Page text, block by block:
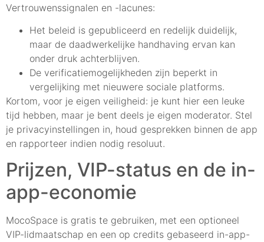
Vertrouwenssignalen en -lacunes:
Het beleid is gepubliceerd en redelijk duidelijk,
maar de daadwerkelijke handhaving ervan kan
onder druk achterblijven.
De verificatiemogelijkheden zijn beperkt in
vergelijking met nieuwere sociale platforms.
Kortom, voor je eigen veiligheid: je kunt hier een leuke
tijd hebben, maar je bent deels je eigen moderator. Stel
je privacyinstellingen in, houd gesprekken binnen de app
en rapporteer indien nodig resoluut.
Prijzen, VIP-status en de in-
app-economie
MocoSpace is gratis te gebruiken, met een optioneel
VIP-lidmaatschap en een op credits gebaseerd in-app-